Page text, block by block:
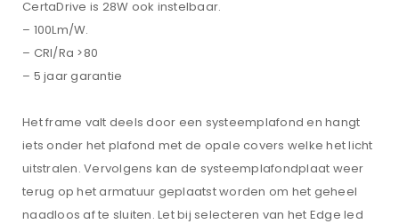
CertaDrive is 28W ook instelbaar.
– 100Lm/W.
– CRI/Ra >80
– 5 jaar garantie
Het frame valt deels door een systeemplafond en hangt
iets onder het plafond met de opale covers welke het licht
uitstralen. Vervolgens kan de systeemplafondplaat weer
terug op het armatuur geplaatst worden om het geheel
naadloos af te sluiten. Let bij selecteren van het Edge led